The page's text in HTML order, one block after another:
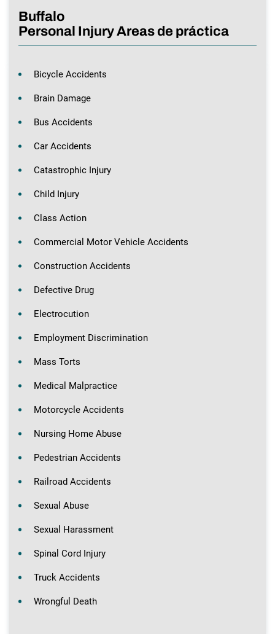
Buffalo
Personal Injury Areas de práctica
Bicycle Accidents
Brain Damage
Bus Accidents
Car Accidents
Catastrophic Injury
Child Injury
Class Action
Commercial Motor Vehicle Accidents
Construction Accidents
Defective Drug
Electrocution
Employment Discrimination
Mass Torts
Medical Malpractice
Motorcycle Accidents
Nursing Home Abuse
Pedestrian Accidents
Railroad Accidents
Sexual Abuse
Sexual Harassment
Spinal Cord Injury
Truck Accidents
Wrongful Death